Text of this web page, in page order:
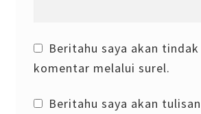
Beritahu saya akan
komentar melalui surel.
Beritahu saya akan